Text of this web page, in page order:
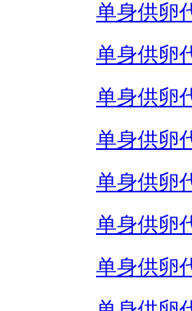
单身供卵
单身供卵
单身供卵
单身供卵
单身供卵
单身供卵
单身供卵